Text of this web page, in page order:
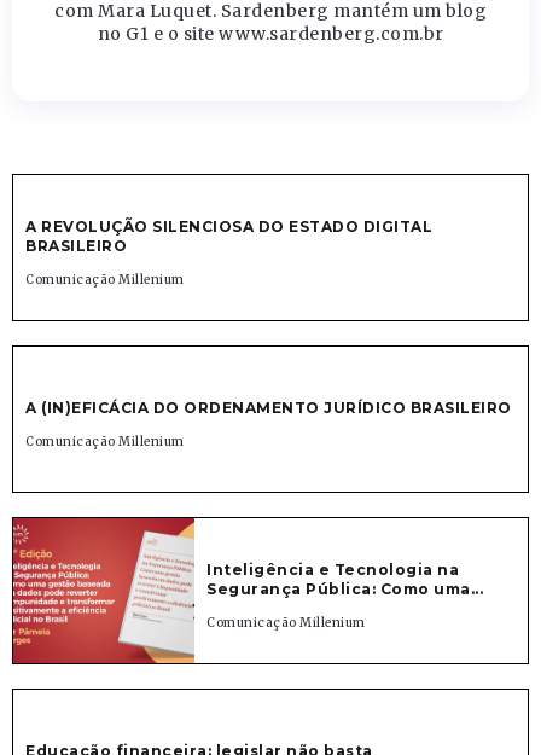
com Mara Luquet. Sardenberg mantém um blog
no G1 e o site www.sardenberg.com.br
A REVOLUÇÃO SILENCIOSA DO ESTADO DIGITAL
BRASILEIRO
Comunicação Millenium
A (IN)EFICÁCIA DO ORDENAMENTO JURÍDICO BRASILEIRO
Comunicação Millenium
Inteligência e Tecnologia na
Segurança Pública: Como uma...
Comunicação Millenium
Educação financeira: legislar não basta